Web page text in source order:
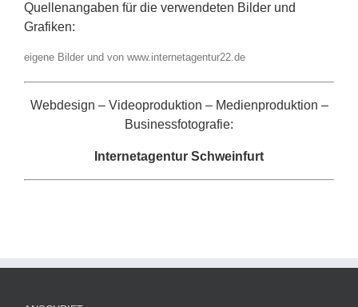
Quellenangaben für die verwendeten Bilder und
Grafiken:
eigene Bilder und von www.internetagentur22.de
Webdesign – Videoproduktion – Medienproduktion –
Businessfotografie:
Internetagentur Schweinfurt